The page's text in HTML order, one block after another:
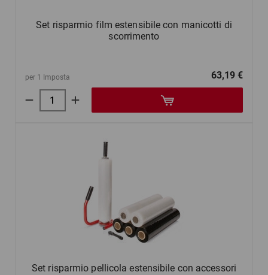
Set risparmio film estensibile con manicotti di
scorrimento
per 1 Imposta 63,19 €
Set risparmio pellicola estensibile con accessori